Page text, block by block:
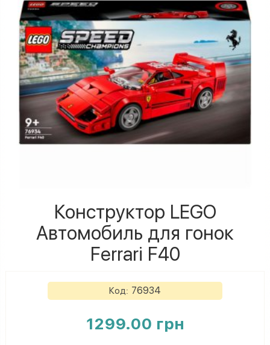
Конструктор LEGO
Автомобиль для гонок
Ferrari F40
Код: 76934
1299.00 грн